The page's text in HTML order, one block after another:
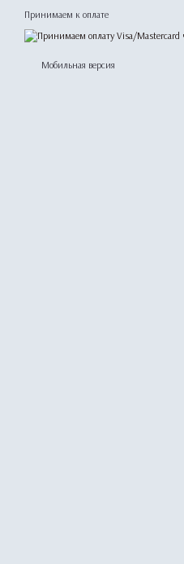
Принимаем к оплате
Мобильная версия